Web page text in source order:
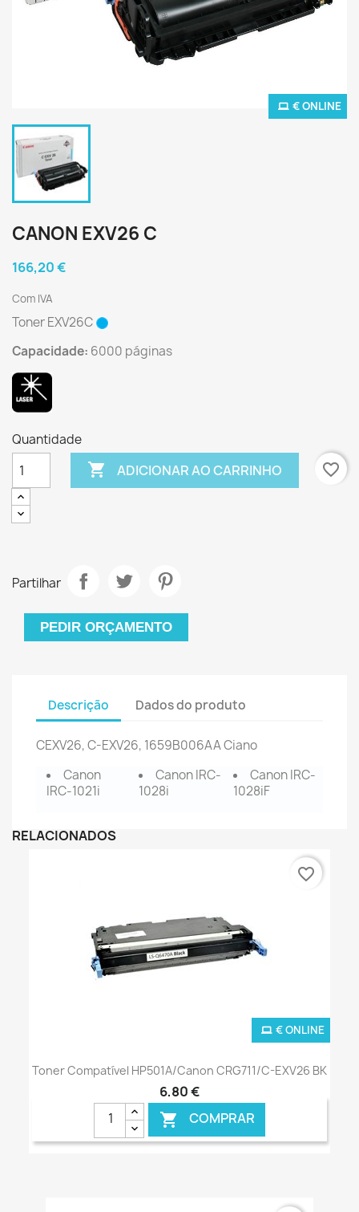
€ ONLINE
CANON EXV26 C
166,20 €
Com IVA
Toner EXV26C
Capacidade: 6000 páginas
Quantidade
 ADICIONAR AO CARRINHO favorite_border
Partilhar
PEDIR ORÇAMENTO
Descrição Dados do produto
CEXV26, C-EXV26, 1659B006AA Ciano
Canon
IRC-1021i
Canon IRC-
1028i
Canon IRC-
1028iF
RELACIONADOS
Toner Compatível HP501A/Canon CRG711/C-EXV26 BK
6,80 €
 COMPRAR
€ ONLINE
favorite_border